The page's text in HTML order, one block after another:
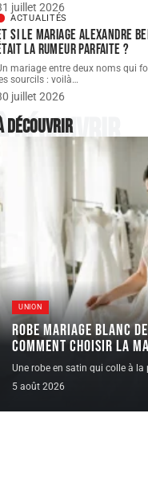
juillet 2026
ACTUALITÉS
si le Mariage Alexandre
la rumeur parfaite ?
mariage entre deux noms qui
sourcils : voilà…
juillet 2026
découvrir
découvrir
UNION
Robe Mariage blanc
comment choisir la
Une robe en satin qui colle à la
5 août 2026